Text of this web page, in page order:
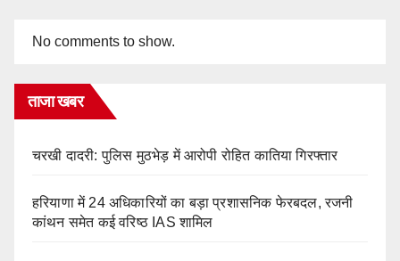
No comments to show.
ताजा खबर
चरखी दादरी: पुलिस मुठभेड़ में आरोपी रोहित कातिया गिरफ्तार
हरियाणा में 24 अधिकारियों का बड़ा प्रशासनिक फेरबदल, रजनी
कांथन समेत कई वरिष्ठ IAS शामिल